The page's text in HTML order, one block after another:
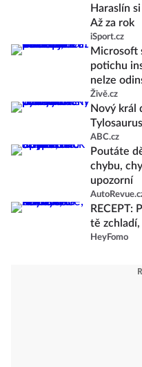
Haraslín
Až za rok
iSport.cz
Microsoft
potichu
nelze
Živě.cz
Nový král
ABC.cz
Poutáte
chybu,
upozorní
tě
HeyFomo